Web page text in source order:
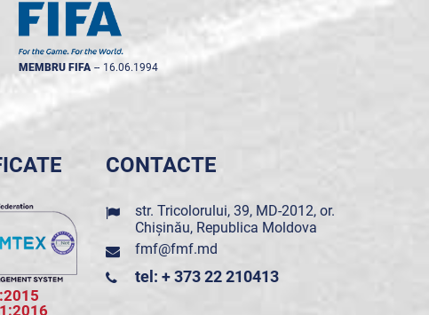
MEMBRU FIFA -- 16.06.1994
CONTACTE
str. Tricolorului, 39, MD-2012, or.
Chișinău, Republica Moldova
fmf@fmf.md
tel: + 373 22 210413